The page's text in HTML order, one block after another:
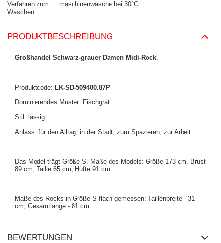
Verfahren zum
Waschen
maschinenwäsche bei 30°C
PRODUKTBESCHREIBUNG
Großhandel Schwarz-grauer Damen Midi-Rock.
Produktcode: LK-SD-509400.87P
Dominierendes Muster: Fischgrät
Stil: lässig
Anlass: für den Alltag, in der Stadt, zum Spazieren, zur Arbeit
Das Model trägt Größe S. Maße des Models: Größe 173 cm, Brust
89 cm, Taille 65 cm, Hüfte 91 cm
Maße des Rocks in Größe S flach gemessen: Taillenbreite - 31
cm, Gesamtlänge - 81 cm.
BEWERTUNGEN